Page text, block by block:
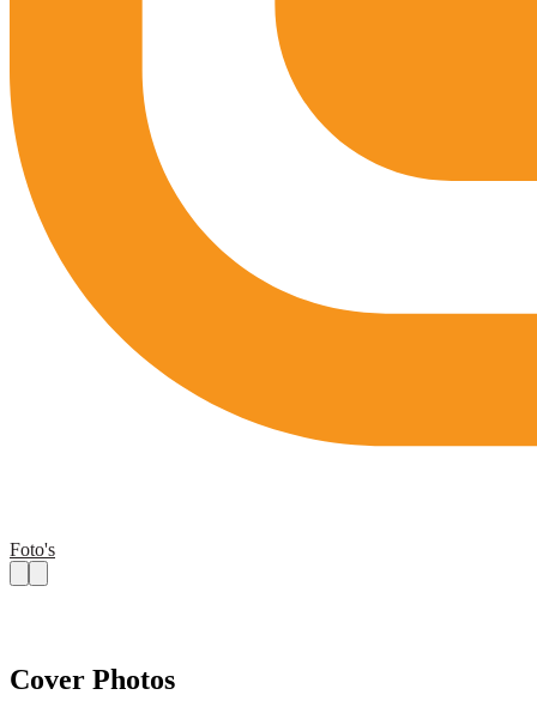
Foto's
Cover Photos